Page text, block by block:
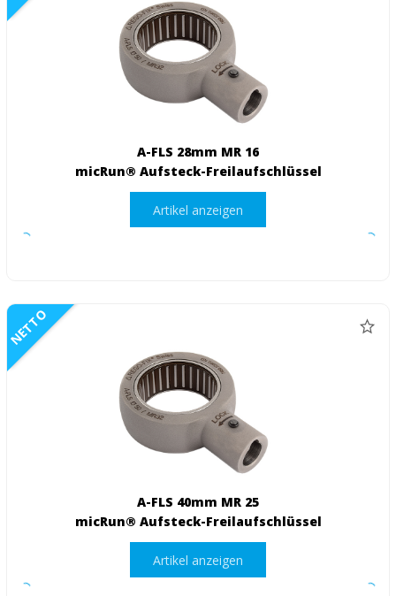
A-FLS 28mm MR 16
micRun® Aufsteck-Freilaufschlüssel
Artikel anzeigen
NETTO
A-FLS 40mm MR 25
micRun® Aufsteck-Freilaufschlüssel
Artikel anzeigen